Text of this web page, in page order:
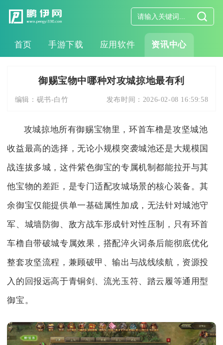
首页 手游下载 应用软件 资讯中心
御赐宝物中哪种对攻城掠地最有利
编辑： 砚书-白竹 发布时间： 2026-02-08 16:59:58
攻城掠地所有御赐宝物里，环首车橹是攻坚城池
收益最高的选择，无论小规模突袭城池还是大规模国
战连拔多城，这件紫色御宝的专属机制都能拉开与其
他宝物的差距，是专门适配攻城场景的核心装备。其
余御宝仅能提供单一基础属性加成，无法针对城池守
军、城墙防御、敌方战车形成针对性压制，只有环首
车橹自带破城专属效果，搭配淬火词条后能彻底优化
整套攻坚流程，兼顾破甲、输出与战线续航，资源投
入的回报远高于青铜剑、流光玉符、踏云履等通用型
御宝。